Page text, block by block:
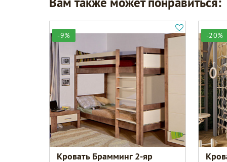
-9%
Кровать Брамминг 2-яр
-20%